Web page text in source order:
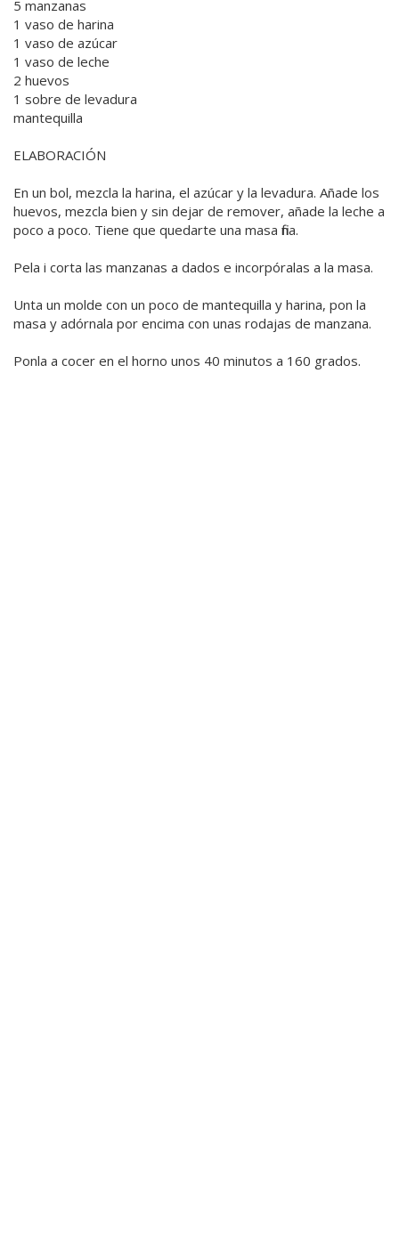
5 manzanas
1 vaso de harina
1 vaso de azúcar
1 vaso de leche
2 huevos
1 sobre de levadura
mantequilla
ELABORACIÓN
En un bol, mezcla la harina, el azúcar y la levadura. Añade los
huevos, mezcla bien y sin dejar de remover, añade la leche a
poco a poco. Tiene que quedarte una masa fina.
Pela i corta las manzanas a dados e incorpóralas a la masa.
Unta un molde con un poco de mantequilla y harina, pon la
masa y adórnala por encima con unas rodajas de manzana.
Ponla a cocer en el horno unos 40 minutos a 160 grados.